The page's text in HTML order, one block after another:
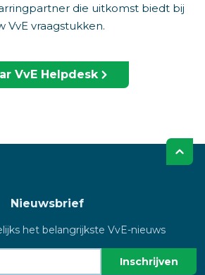
die uitkomst biedt bij
VvE vraagstukken.
VvE Helpdesk
Nieuwsbrief
het belangrijkste VvE-nieuws